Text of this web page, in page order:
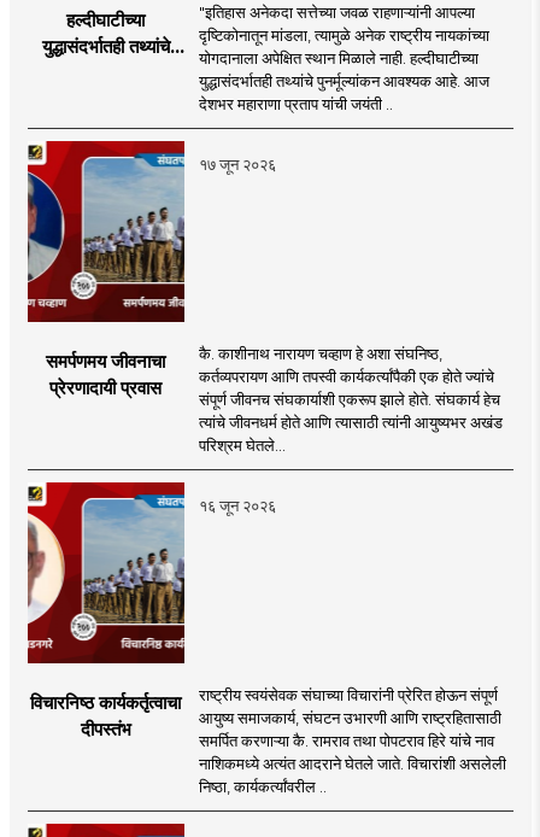
हल्दीघाटीच्या
युद्धासंदर्भातही तथ्यांचे
मोहनजी भागवत
"इतिहास अनेकदा सत्तेच्या जवळ राहणाऱ्यांनी आपल्या
दृष्टिकोनातून मांडला, त्यामुळे अनेक राष्ट्रीय नायकांच्या
योगदानाला अपेक्षित स्थान मिळाले नाही. हल्दीघाटीच्या
युद्धासंदर्भातही तथ्यांचे पुनर्मूल्यांकन आवश्यक आहे. आज
देशभर महाराणा प्रताप यांची जयंती ..
१७ जून २०२६
समर्पणमय जीवनाचा
प्रेरणादायी प्रवास
कै. काशीनाथ नारायण चव्हाण हे अशा संघनिष्ठ,
कर्तव्यपरायण आणि तपस्वी कार्यकर्त्यांपैकी एक होते ज्यांचे
संपूर्ण जीवनच संघकार्याशी एकरूप झाले होते. संघकार्य हेच
त्यांचे जीवनधर्म होते आणि त्यासाठी त्यांनी आयुष्यभर अखंड
परिश्रम घेतले...
१६ जून २०२६
विचारनिष्ठ कार्यकर्तृत्वाचा
दीपस्तंभ
राष्ट्रीय स्वयंसेवक संघाच्या विचारांनी प्रेरित होऊन संपूर्ण
आयुष्य समाजकार्य, संघटन उभारणी आणि राष्ट्रहितासाठी
समर्पित करणाऱ्या कै. रामराव तथा पोपटराव हिरे यांचे नाव
नाशिकमध्ये अत्यंत आदराने घेतले जाते. विचारांशी असलेली
निष्ठा, कार्यकर्त्यांवरील ..